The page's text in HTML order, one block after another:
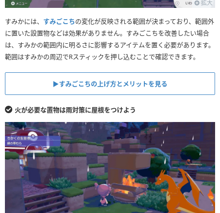
拡大
すみかには、 すみごこちの変化が反映される範囲が決まっており、範囲外
に置いた設置物などは効果がありません。すみごこちを改善したい場合
は、すみかの範囲内に明るさに影響するアイテムを置く必要があります。
範囲はすみかの周辺でRスティックを押し込むことで確認できます。
▶︎すみごこちの上げ方とメリットを見る
火が必要な置物は雨対策に屋根をつけよう